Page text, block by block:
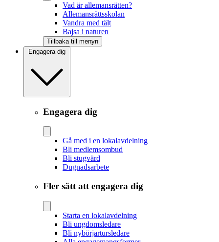
Vad är allemansrätten?
Allemansrättsskolan
Vandra med tält
Bajsa i naturen
Tillbaka till menyn
Engagera dig
Engagera dig
Gå med i en lokalavdelning
Bli medlemsombud
Bli stugvärd
Dugnadsarbete
Fler sätt att engagera dig
Starta en lokalavdelning
Bli ungdomsledare
Bli nybörjartursledare